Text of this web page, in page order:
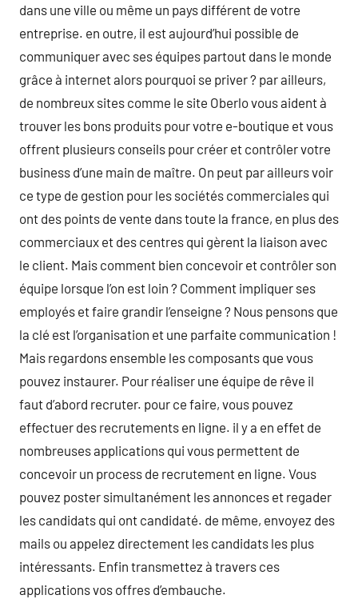
dans une ville ou même un pays différent de votre
entreprise. en outre, il est aujourd’hui possible de
communiquer avec ses équipes partout dans le monde
grâce à internet alors pourquoi se priver ? par ailleurs,
de nombreux sites comme le site Oberlo vous aident à
trouver les bons produits pour votre e-boutique et vous
offrent plusieurs conseils pour créer et contrôler votre
business d’une main de maître. On peut par ailleurs voir
ce type de gestion pour les sociétés commerciales qui
ont des points de vente dans toute la france, en plus des
commerciaux et des centres qui gèrent la liaison avec
le client. Mais comment bien concevoir et contrôler son
équipe lorsque l’on est loin ? Comment impliquer ses
employés et faire grandir l’enseigne ? Nous pensons que
la clé est l’organisation et une parfaite communication !
Mais regardons ensemble les composants que vous
pouvez instaurer. Pour réaliser une équipe de rêve il
faut d’abord recruter. pour ce faire, vous pouvez
effectuer des recrutements en ligne. il y a en effet de
nombreuses applications qui vous permettent de
concevoir un process de recrutement en ligne. Vous
pouvez poster simultanément les annonces et regader
les candidats qui ont candidaté. de même, envoyez des
mails ou appelez directement les candidats les plus
intéressants. Enfin transmettez à travers ces
applications vos offres d’embauche.